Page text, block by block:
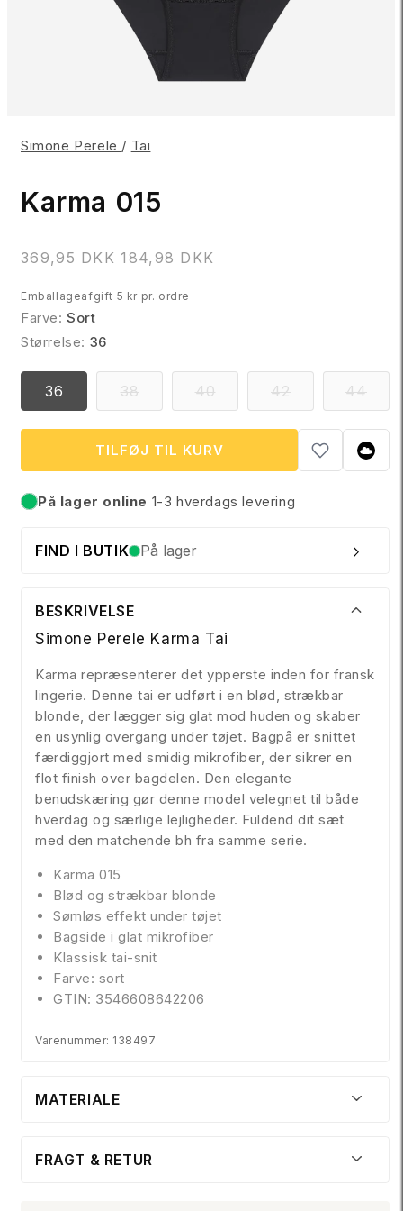
Simone Perele / Tai
Karma 015
N
r
m
a
r
i
369,95 DKK 184,98 DKK
Emballageafgift 5 kr pr. ordre
Farve:Sort
Størrelse: 36
36 38VARIANTEN
ELLER
UTILGÆNGELIG
40VARIANTEN
ELLER
UTILGÆNGELIG
42VARIANTEN
ELLER
44
TILFØJ TIL KURV
På lager
På lager online 1-3 hverdags levering
FIND I BUTIK På lager
BESKRIVELSE
Simone Perele Karma Tai
Karma repræsenterer det ypperste inden for fransk
lingerie. Denne tai er udført i en blød, strækbar
blonde, der lægger sig glat mod huden og skaber
en usynlig overgang under tøjet. Bagpå er snittet
færdiggjort med smidig mikrofiber, der sikrer en
flot finish over bagdelen. Den elegante
benudskæring gør denne model velegnet til både
hverdag og særlige lejligheder. Fuldend dit sæt
med den matchende bh fra samme serie.
Karma 015
Blød og strækbar blonde
Sømløs effekt under tøjet
Bagside i glat mikrofiber
Klassisk tai-snit
Farve: sort
GTIN: 3546608642206
Varenummer: 138497
MATERIALE
FRAGT & RETUR